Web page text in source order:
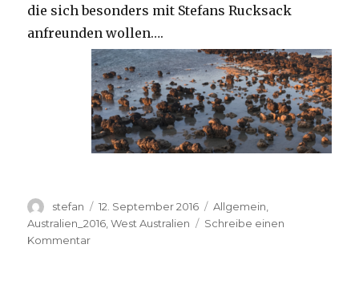
die sich besonders mit Stefans Rucksack
anfreunden wollen….
Autor
stefan
Veröffentlicht
am
12. September 2016 Kategorien
Allgemein
Australien_2016 ,West Australien
Schreibe einen
Kommentarzu